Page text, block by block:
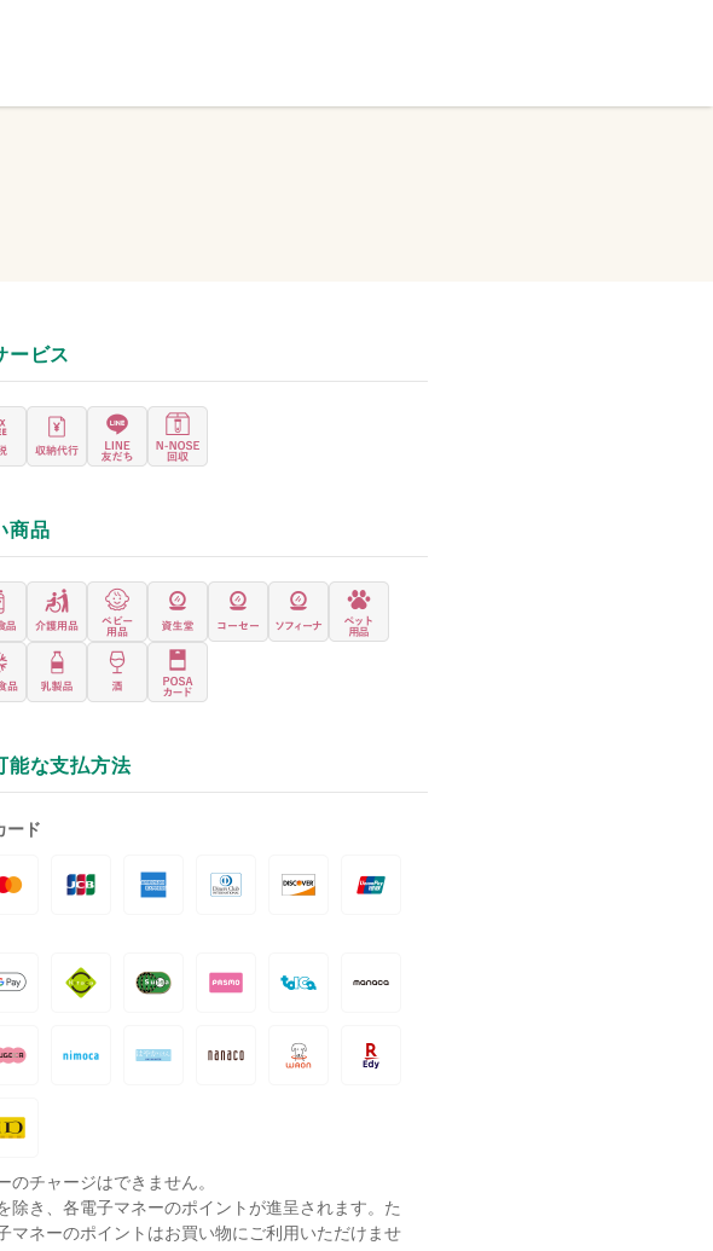
ービス
商品
能な支払方法
ード
のチャージはできません。
除き、各電子マネーのポイントが進呈されます。た
マネーのポイントはお買い物にご利用いただけませ